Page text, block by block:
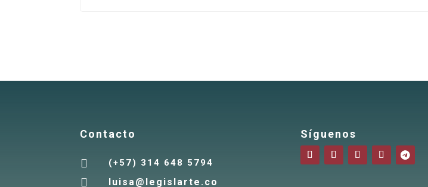
Contacto
 (+57) 314 648 5794
 luisa@legislarte.co
Síguenos